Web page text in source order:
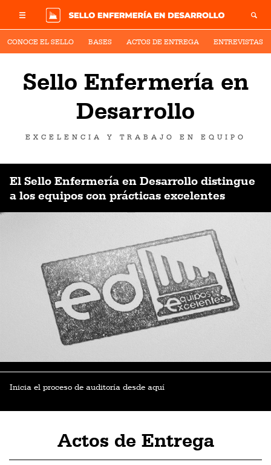
CONOCE EL SELLO BASES ACTOS DE ENTREGA ENTREVISTAS
Sello Enfermería en
Desarrollo
EXCELENCIA Y TRABAJO EN EQUIPO
El Sello Enfermería en Desarrollo distingue
a los equipos con prácticas excelentes
Inicia el proceso de auditoría desde aquí
Actos de Entrega